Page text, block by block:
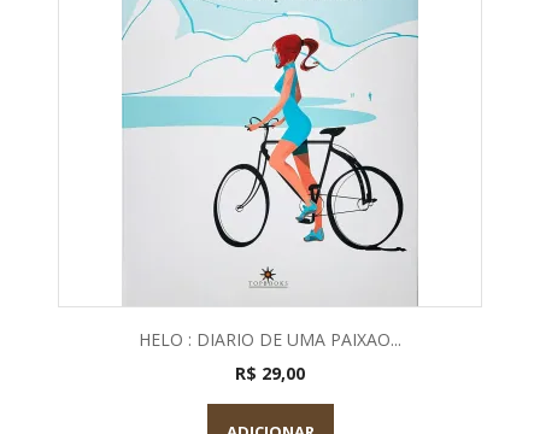
HELO : DIARIO DE UMA PAIXAO...
R$ 29,00